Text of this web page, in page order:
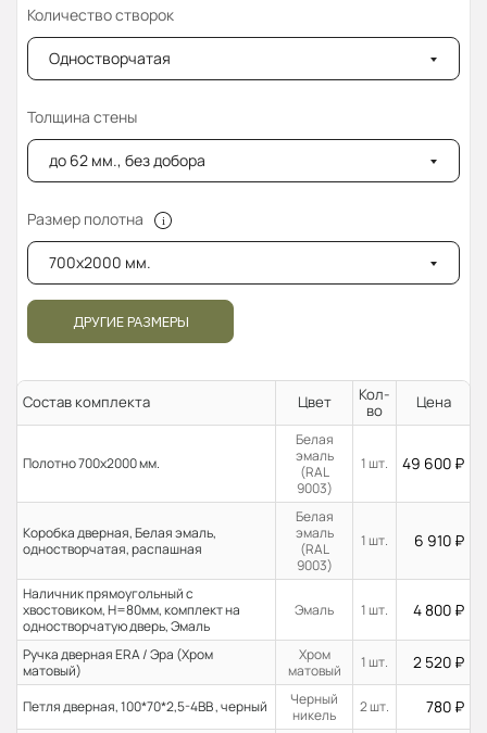
Количество створок
Одностворчатая
Толщина стены
до 62 мм., без добора
Размер полотна
700x2000 мм.
ДРУГИЕ РАЗМЕРЫ
Состав комплекта Цвет
Кол-
во
Цена
Полотно 700x2000 мм.
Белая
эмаль
(RAL
9003)
1 шт. 49 600 ₽
Коробка дверная, Белая эмаль,
одностворчатая, распашная
Белая
эмаль
(RAL
9003)
1 шт. 6 910 ₽
Наличник прямоугольный с
хвостовиком, H=80мм, комплект на
одностворчатую дверь, Эмаль
Эмаль 1 шт. 4 800 ₽
Ручка дверная ERA / Эра (Хром
матовый)
Хром
матовый
1 шт. 2 520 ₽
Петля дверная, 100*70*2,5-4ВВ , черный
Черный
никель
2 шт. 780 ₽